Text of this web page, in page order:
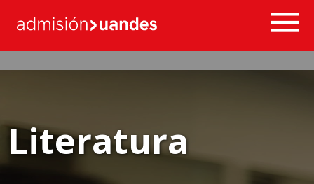
/ Home / Carreras / Área Humanidades
Literatura